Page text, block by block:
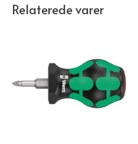
Relaterede varer